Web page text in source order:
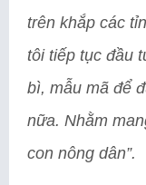
trên khắp các
tôi tiếp tục đầu
bì, mẫu mã để
nữa. Nhằm
con nông dân”.